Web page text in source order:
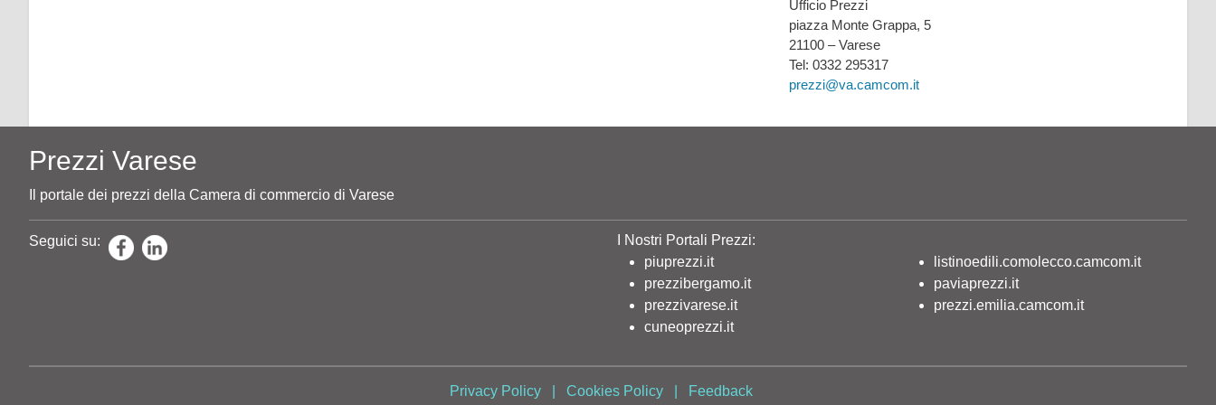
Ufficio Prezzi
piazza Monte Grappa, 5
21100 – Varese
Tel: 0332 295317
prezzi@va.camcom.it
Prezzi Varese
Il portale dei prezzi della Camera di commercio di Varese
Seguici su:
I Nostri Portali Prezzi:
piuprezzi.it
prezzibergamo.it
prezzivarese.it
cuneoprezzi.it
listinoedili.comolecco.camcom.it
paviaprezzi.it
prezzi.emilia.camcom.it
Privacy Policy| Cookies Policy| Feedback